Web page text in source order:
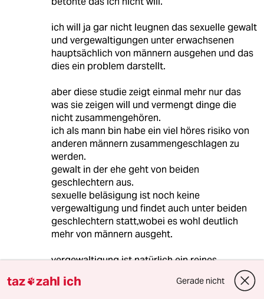
ich will ja gar nicht leugnen das sexuelle gewalt
und vergewaltigungen unter erwachsenen
hauptsächlich von männern ausgehen und das
dies ein problem darstellt.
aber diese studie zeigt einmal mehr nur das
was sie zeigen will und vermengt dinge die
nicht zusammengehören.
ich als mann bin habe ein viel höres risiko von
anderen männern zusammengeschlagen zu
werden.
gewalt in der ehe geht von beiden
geschlechtern aus.
sexuelle beläsigung ist noch keine
vergewaltigung und findet auch unter beiden
geschlechtern statt,wobei es wohl deutlich
mehr von männern ausgeht.
vergewaltigung ist natürlich ein reines
ich möchte damit nichts schönreden,sowas ist
taz zahl ich Gerade nicht